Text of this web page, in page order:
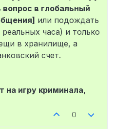
вопрос в глобальный
или подождать
часа) и только
в хранилище, а
счет.
на игру криминала,
0